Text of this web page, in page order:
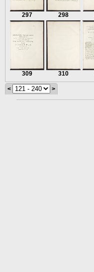
297 298
309 310
< >